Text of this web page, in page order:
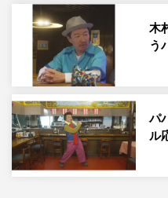
長を見守りたいと思いま
いますが、無事に撮影が
りがとうございました！
中、現場は温かい雰囲気に
娘（千夏）役の當真は、藤
かわいいなと思ってしまう
ら愛されるパパがいたか
木
う
パ
ル